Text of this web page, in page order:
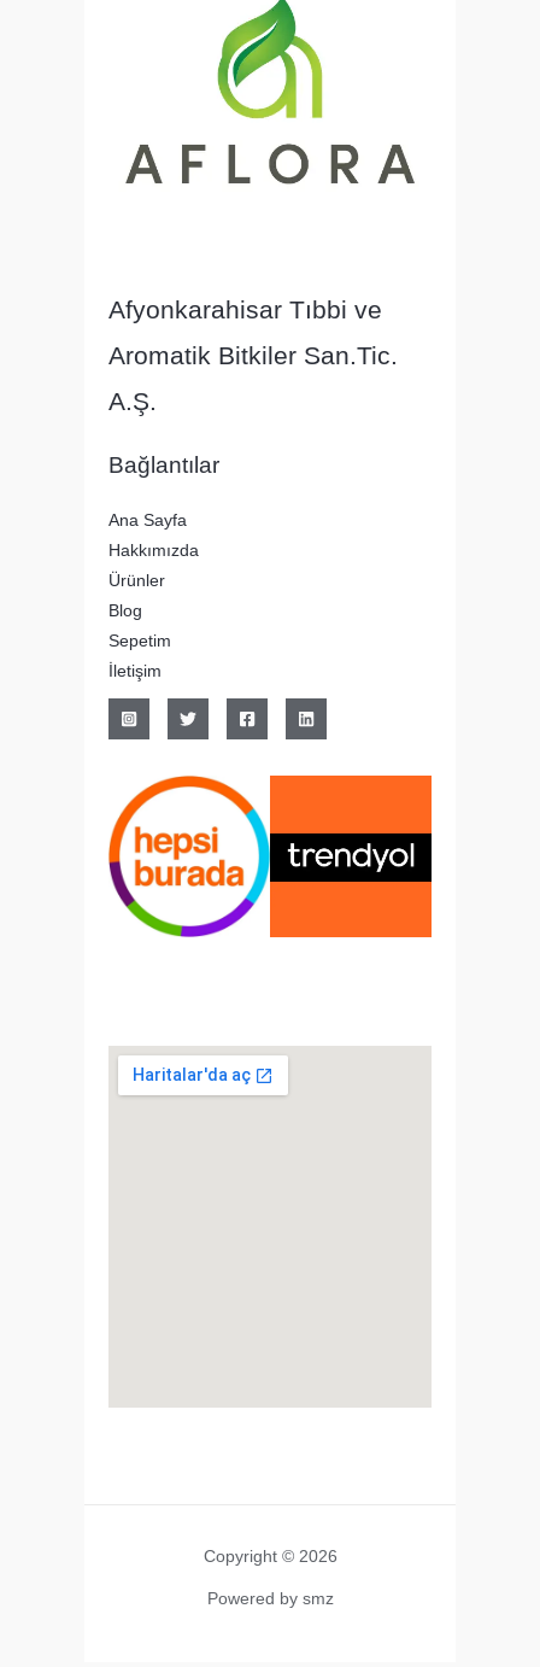
Afyonkarahisar Tıbbi ve
Aromatik Bitkiler San.Tic.
A.Ş.
Bağlantılar
Ana Sayfa
Hakkımızda
Ürünler
Blog
Sepetim
İletişim
Copyright © 2026
Powered by smz